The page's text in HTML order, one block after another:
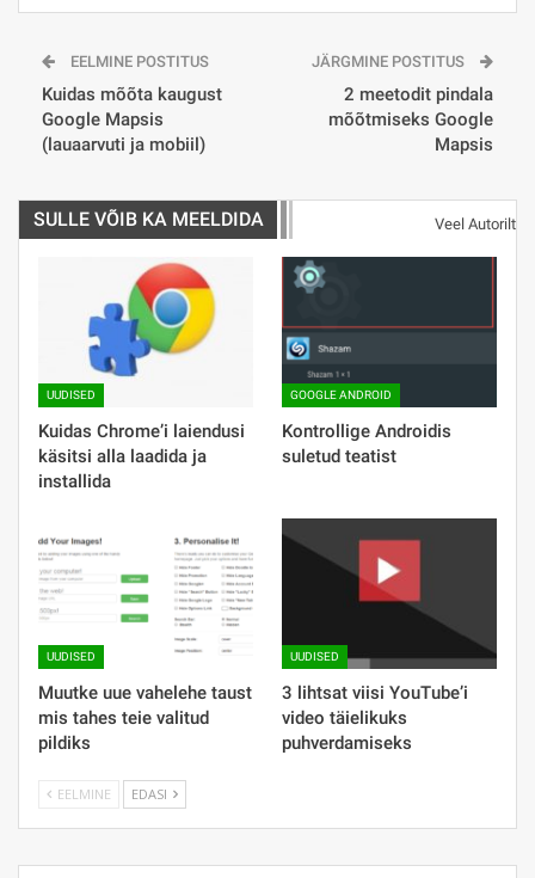
EELMINE POSTITUS
Kuidas mõõta kaugust
Google Mapsis
(lauaarvuti ja mobiil)
JÄRGMINE POSTITUS
2 meetodit pindala
mõõtmiseks Google
Mapsis
SULLE VÕIB KA MEELDIDA Veel Autorilt
UUDISED
Kuidas Chrome’i laiendusi
käsitsi alla laadida ja
installida
GOOGLE ANDROID
Kontrollige Androidis
suletud teatist
UUDISED
Muutke uue vahelehe taust
mis tahes teie valitud
pildiks
UUDISED
3 lihtsat viisi YouTube’i
video täielikuks
puhverdamiseks
EELMINE EDASI